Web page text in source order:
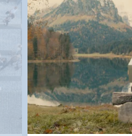
Anwil
Appenzell
Au SG
Baar
Baden
Balsthal
Balzers